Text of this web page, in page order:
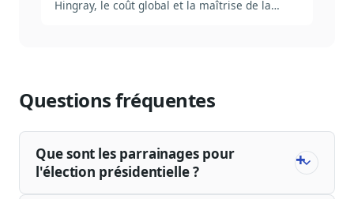
Hingray, le coût global et la maîtrise de la
Questions fréquentes
Que sont les parrainages pour
l'élection présidentielle ?